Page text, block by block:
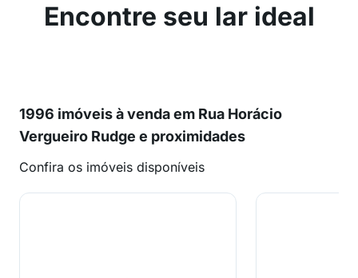
Encontre seu lar ideal
1996 imóveis à venda em Rua Horácio
Vergueiro Rudge e proximidades
Confira os imóveis disponíveis